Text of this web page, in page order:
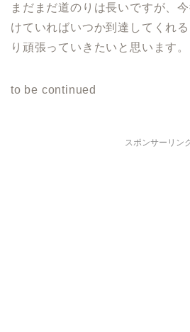
まだまだ道のりは長いですが、
けていればいつか到達してくれ
り頑張っていきたいと思います。
to be continued
スポンサーリン